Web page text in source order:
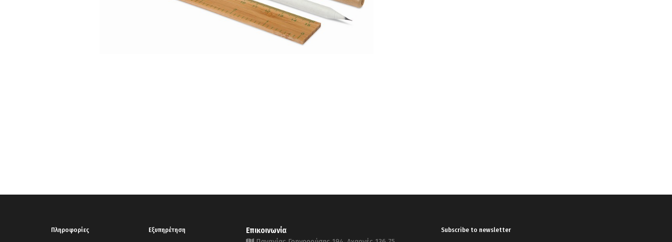
Πληροφορίες Εξυπηρέτηση Επικοινωνία Subscribe to newsletter